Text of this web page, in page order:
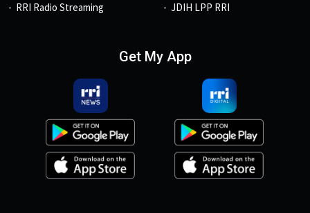
RRI Radio Streaming
JDIH LPP RRI
Get My App